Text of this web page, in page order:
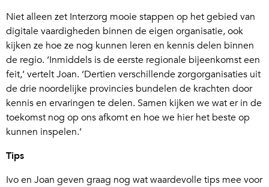
Niet alleen zet Interzorg mooie stappen op het gebied van
digitale vaardigheden binnen de eigen organisatie, ook
kijken ze hoe ze nog kunnen leren en kennis delen binnen
de regio. ‘Inmiddels is de eerste regionale bijeenkomst een
feit,’ vertelt Joan. ‘Dertien verschillende zorgorganisaties uit
de drie noordelijke provincies bundelen de krachten door
kennis en ervaringen te delen. Samen kijken we wat er in de
toekomst nog op ons afkomt en hoe we hier het beste op
kunnen inspelen.’
Tips
Ivo en Joan geven graag nog wat waardevolle tips mee voor